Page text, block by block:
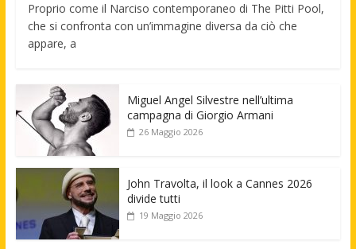
Proprio come il Narciso contemporaneo di The Pitti Pool,
che si confronta con un’immagine diversa da ciò che
appare, a
Miguel Angel Silvestre nell’ultima
campagna di Giorgio Armani
26 Maggio 2026
John Travolta, il look a Cannes 2026
divide tutti
19 Maggio 2026